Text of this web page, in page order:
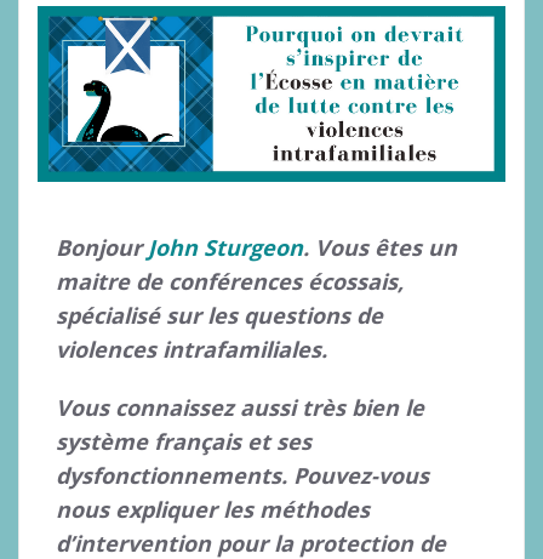
Bonjour John Sturgeon. Vous êtes un
maitre de conférences écossais,
spécialisé sur les questions de
violences intrafamiliales.
Vous connaissez aussi très bien le
système français et ses
dysfonctionnements. Pouvez-vous
nous expliquer les méthodes
d’intervention pour la protection de